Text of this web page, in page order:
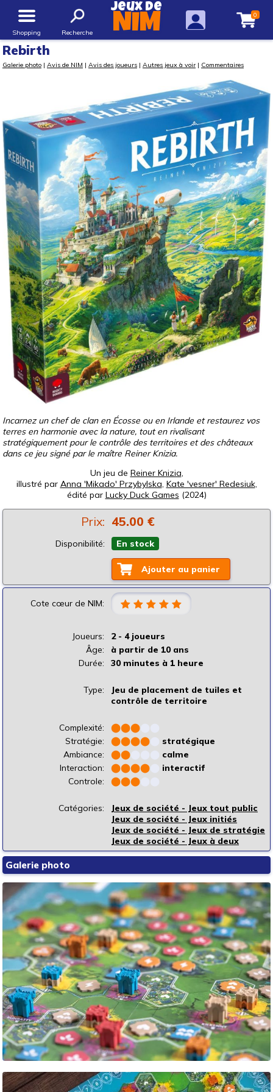
Shopping Recherche
Jeux de
NIM 0
Rebirth
Galerie photo | Avis de NIM | Avis des joueurs | Autres jeux à voir | Commentaires
Incarnez un chef de clan en Écosse ou en Irlande et restaurez vos
terres en harmonie avec la nature, tout en rivalisant
stratégiquement pour le contrôle des territoires et des châteaux
dans ce jeu signé par le maître Reiner Knizia.
Un jeu de Reiner Knizia,
illustré par Anna 'Mikado' Przybylska, Kate 'vesner' Redesiuk,
édité par Lucky Duck Games (2024)
Prix: 45.00 €
Disponibilité: En stock
Ajouter au panier
Cote cœur de NIM:
Joueurs:
2 - 4 joueurs
Âge:
à partir de 10 ans
Durée:
30 minutes à 1 heure
Type:
Jeu de placement de tuiles et
contrôle de territoire
Complexité: ⬤⬤⬤
Stratégie:
⬤⬤⬤⬤
stratégique
Ambiance:
⬤⬤
calme
Interaction:
⬤⬤⬤⬤
interactif
Controle:
⬤⬤⬤
Catégories:
Jeux de société - Jeux tout public
Jeux de société - Jeux initiés
Jeux de société - Jeux de stratégie
Jeux de société - Jeux à deux
Galerie photo